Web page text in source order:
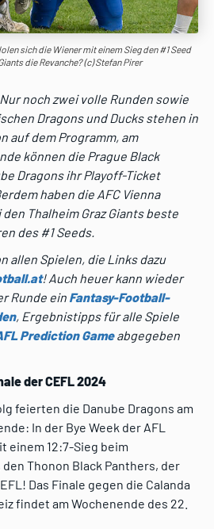
sich die Wiener mit einem Sieg den #1 Seed
die Revanche? (c) Stefan Pirer
noch zwei volle Runden sowie
Dragons und Ducks stehen in
auf dem Programm, am
können die Prague Black
Dragons ihr Playoff-Ticket
haben die AFC Vienna
Thalheim Graz Giants beste
des #1 Seeds.
allen Spielen, die Links dazu
! Auch heuer kann wieder
Runde ein Fantasy-Football-
, Ergebnistipps für alle Spiele
Prediction Gameabgegeben
der CEFL 2024
feierten die Danube Dragons am
In der Bye Week der AFL
einem 12:7-Sieg beim
Thonon Black Panthers, der
Das Finale gegen die Calanda
findet am Wochenende des 22.